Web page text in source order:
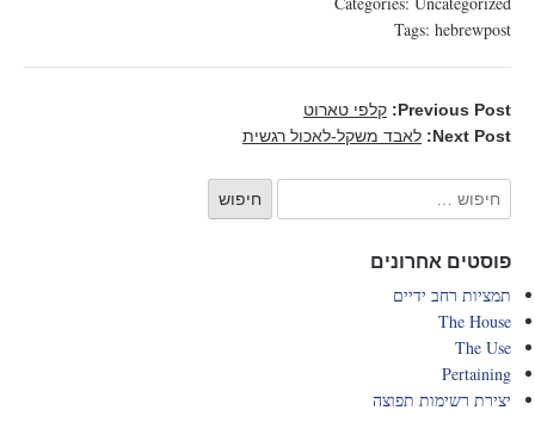
Tags: hebrewpost
Previous Post:
קלפי טארוט
Next Post:
לאבד משקל-לאכול רגשית
פוסטים אחרונים
תמציות רחב ידיים
The House
The Use
Pertaining
יצירת רשימות תפוצה